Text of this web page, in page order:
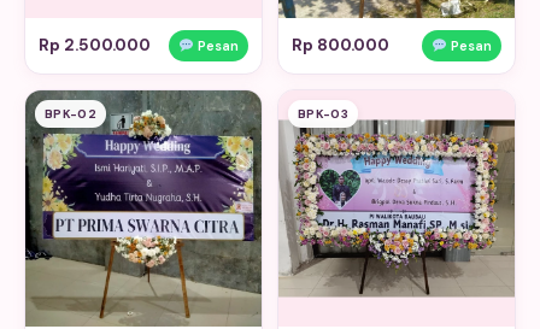
Rp 2.500.000 Pesan Rp 800.000 Pesan
BPK-02 BPK-03